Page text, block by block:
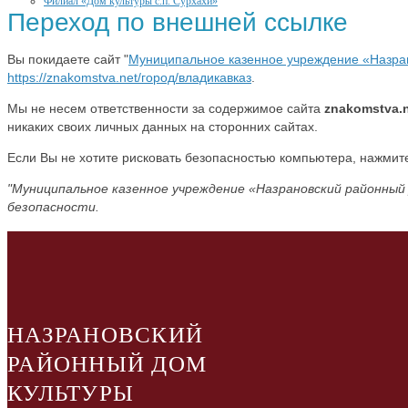
Переход по внешней ссылке
Вы покидаете сайт "Муниципальное казенное учреждение
https://znakomstva.net/город/владикавказ
Мы не несем ответственности за содержимое сайта
никаких своих личных данных на сторонних сайтах.
Если Вы не хотите рисковать безопасностью компьютера,
"Муниципальное казенное учреждение «Назрановский
безопасности.
НАЗРАНОВСКИЙ
РАЙОННЫЙ ДОМ
КУЛЬТУРЫ
facebookvkontakte